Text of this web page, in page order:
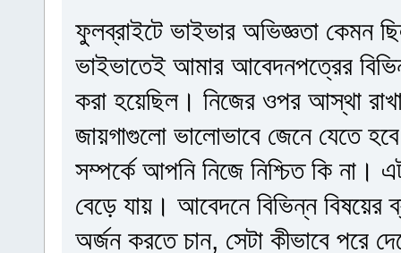
ফুলব্রাইটে ভাইভার অভিজ্ঞতা কেমন
ভাইভাতেই আমার আবেদনপত্রের
করা হয়েছিল। নিজের ওপর আস্থা
জায়গাগুলো ভালোভাবে জেনে যেতে
সম্পর্কে আপনি নিজে নিশ্চিত কি না।
বেড়ে যায়। আবেদনে বিভিন্ন বিষয়ের
অর্জন করতে চান, সেটা কীভাবে পরে